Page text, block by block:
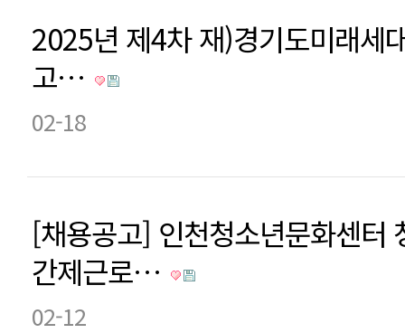
2025년 제4차 재)경기도미래세
고…
02-18
[채용공고] 인천청소년문화센터
간제근로…
02-12